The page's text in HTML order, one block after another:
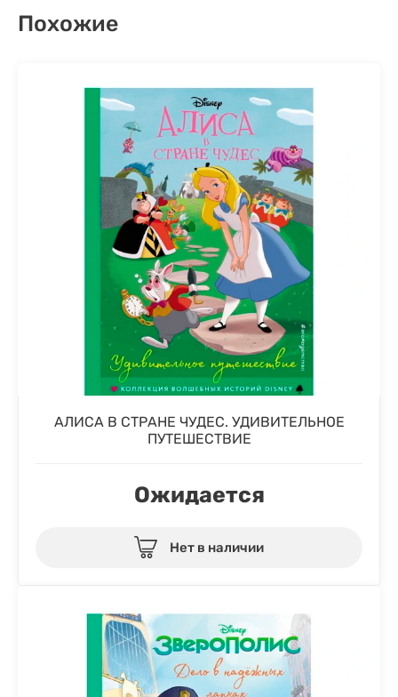
Похожие
АЛИСА В СТРАНЕ ЧУДЕС. УДИВИТЕЛЬНОЕ
ПУТЕШЕСТВИЕ
Ожидается
Нет в наличии